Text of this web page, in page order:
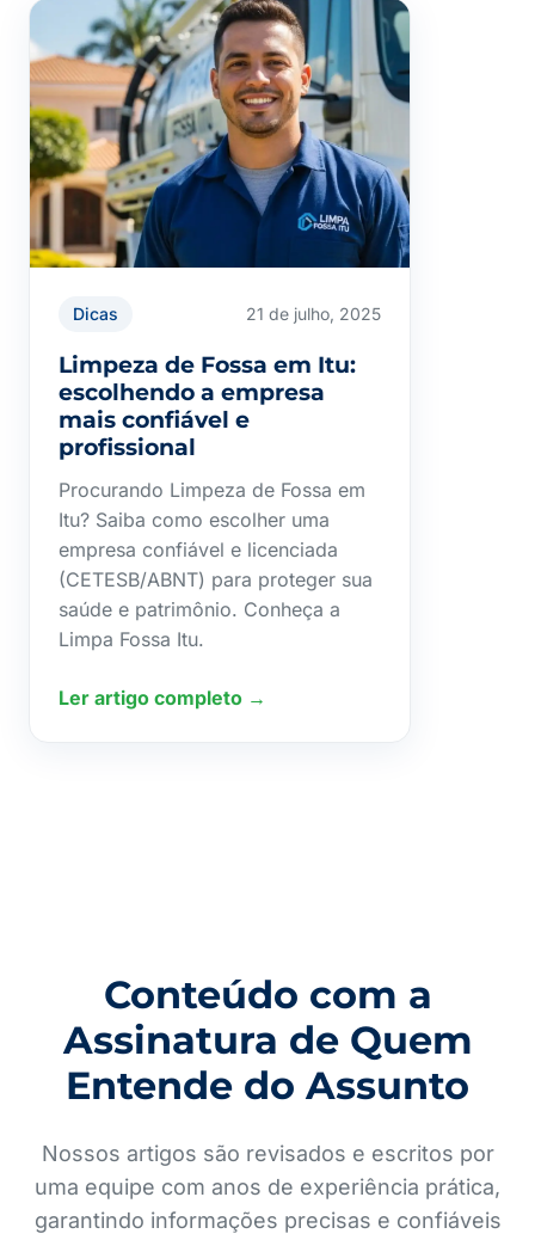
Dicas 21 de julho, 2025
Limpeza de Fossa em Itu:
escolhendo a empresa
mais confiável e
profissional
Procurando Limpeza de Fossa em
Itu? Saiba como escolher uma
empresa confiável e licenciada
(CETESB/ABNT) para proteger sua
saúde e patrimônio. Conheça a
Limpa Fossa Itu.
Ler artigo completo →
Conteúdo com a
Assinatura de Quem
Entende do Assunto
Nossos artigos são revisados e escritos por
uma equipe com anos de experiência prática,
garantindo informações precisas e confiáveis